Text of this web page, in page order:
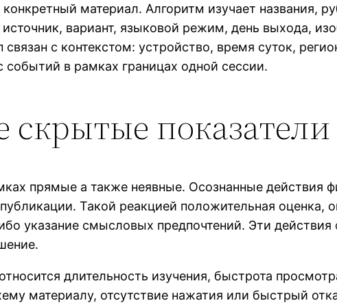
материал. Алгоритм изучает названия,
вариант, языковой режим, день выхода,
с контекстом: устройство, время суток,
событий в рамках границах одной сессии.
показатели
прямые а также неявные. Осознанные действия
Такой реакцией положительная оценка,
указание смысловых предпочтений. Эти
длительность изучения, быстрота
материалу, отсутствие нажатия или быстрый